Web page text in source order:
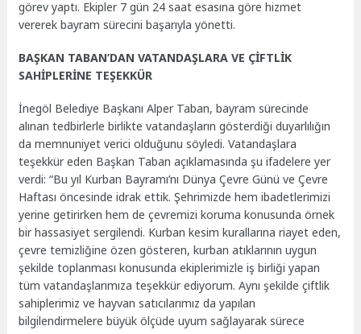
görev yaptı. Ekipler 7 gün 24 saat esasına göre hizmet
vererek bayram sürecini başarıyla yönetti.
BAŞKAN TABAN’DAN VATANDAŞLARA VE ÇİFTLİK
SAHİPLERİNE TEŞEKKÜR
İnegöl Belediye Başkanı Alper Taban, bayram sürecinde
alınan tedbirlerle birlikte vatandaşların gösterdiği duyarlılığın
da memnuniyet verici olduğunu söyledi. Vatandaşlara
teşekkür eden Başkan Taban açıklamasında şu ifadelere yer
verdi: “Bu yıl Kurban Bayramı’nı Dünya Çevre Günü ve Çevre
Haftası öncesinde idrak ettik. Şehrimizde hem ibadetlerimizi
yerine getirirken hem de çevremizi koruma konusunda örnek
bir hassasiyet sergilendi. Kurban kesim kurallarına riayet eden,
çevre temizliğine özen gösteren, kurban atıklarının uygun
şekilde toplanması konusunda ekiplerimizle iş birliği yapan
tüm vatandaşlarımıza teşekkür ediyorum. Aynı şekilde çiftlik
sahiplerimiz ve hayvan satıcılarımız da yapılan
bilgilendirmelere büyük ölçüde uyum sağlayarak sürece